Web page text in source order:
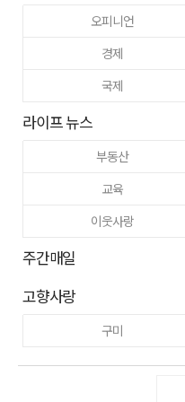
오피니언
경제
국제
라이프 뉴스
부동산
교육
이웃사랑
주간매일
고향사랑
구미